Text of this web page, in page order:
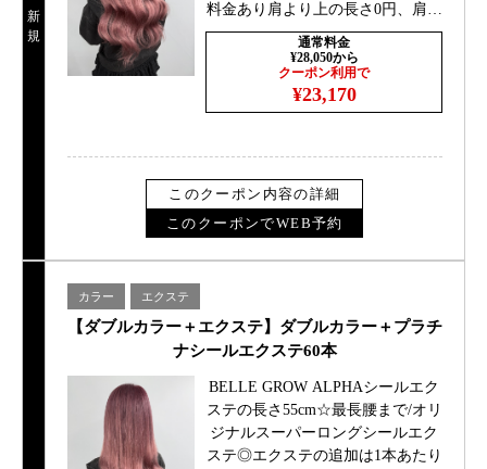
新
規
料金あり肩より上の長さ0円、肩下
＋￥1100胸より下￥2200
通常料金
¥28,050から
クーポン利用で
¥23,170
このクーポン内容の詳細
このクーポンでWEB予約
カラー エクステ
【ダブルカラー＋エクステ】ダブルカラー＋プラチ
ナシールエクステ60本
BELLE GROW ALPHAシールエク
ステの長さ55cm☆最長腰まで/オリ
ジナルスーパーロングシールエク
ステ◎エクステの追加は1本あたり